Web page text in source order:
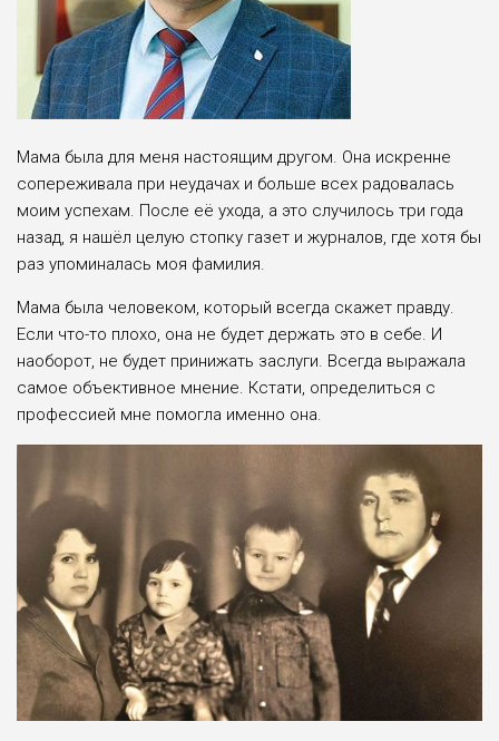
Мама была для меня настоящим другом. Она искренне
сопереживала при неудачах и больше всех радовалась
моим успехам. По­сле её ухода, а это случилось три года
назад, я нашёл целую стопку газет и журналов, где хотя бы
раз упоминалась моя фамилия.
Мама была челове­ком, который всегда скажет правду.
Если что-то плохо, она не будет держать это в себе. И
наоборот, не будет принижать за­слуги. Всегда выража­ла
самое объективное мнение. Кстати, опреде­литься с
профессией мне по­могла именно она.